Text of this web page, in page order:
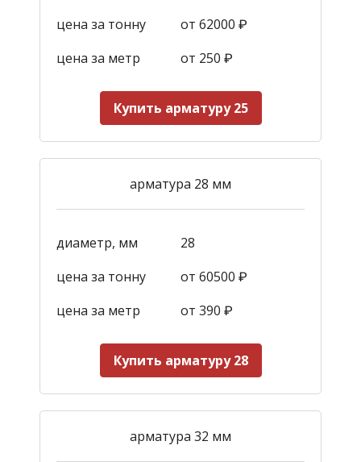
цена за тонну
от 62000 ₽
цена за метр
от 250 ₽
Купить арматуру 25
арматура 28 мм
диаметр, мм
28
цена за тонну
от 60500 ₽
цена за метр
от 390 ₽
Купить арматуру 28
арматура 32 мм